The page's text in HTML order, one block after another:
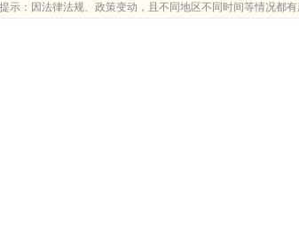
示：因法律法规、政策变动，且不同地区不同时间等情况都